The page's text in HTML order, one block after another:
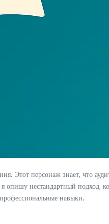
Этот персонаж знает, что
я опишу нестандартный подход,
навыки.